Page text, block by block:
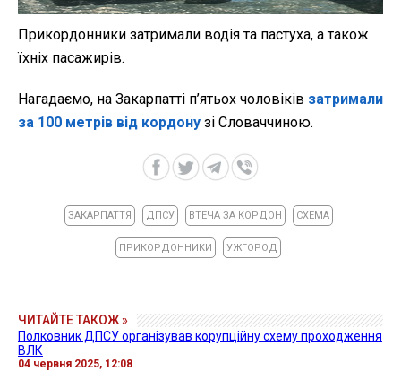
Прикордонники затримали водія та пастуха, а також
їхніх пасажирів.
Нагадаємо, на Закарпатті п’ятьох чоловіків затримали
за 100 метрів від кордону зі Словаччиною.
ЗАКАРПАТТЯ ДПСУ ВТЕЧА ЗА КОРДОН СХЕМА
ПРИКОРДОННИКИ УЖГОРОД
ЧИТАЙТЕ ТАКОЖ »
Полковник ДПСУ організував корупційну схему проходження
ВЛК
04 червня 2025, 12:08